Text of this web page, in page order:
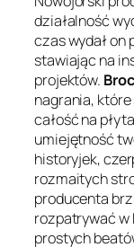
działalność
czas wydał on
stawiając na
projektów.
nagrania,
całość na
umiejętność
historyjek,
rozmaitych
producenta
rozpatrywać w
prostych